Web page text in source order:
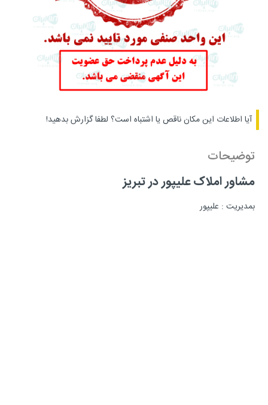
آیا اطلاعات این مکان ناقص یا اشتباه است؟ لطفا گزارش بدهید!
توضیحات
مشاور املاک علیپور در تبریز
بمدیریت : علیپور